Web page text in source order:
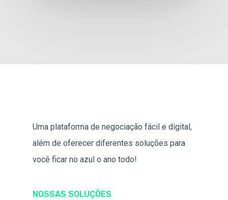
Uma plataforma de negociação fácil e digital,
além de oferecer diferentes soluções para
você ficar no azul o ano todo!
NOSSAS SOLUÇÕES